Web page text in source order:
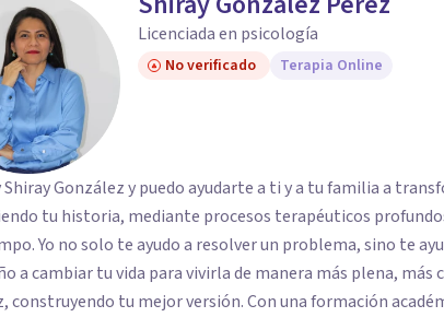
Licenciada en psicología
No verificado Terapia Online
Shiray González y puedo ayudarte a ti y a tu familia a
tu historia, mediante procesos terapéuticos
Yo no solo te ayudo a resolver un problema, sino te
a cambiar tu vida para vivirla de manera más plena, más
tu mejor versión. Con una formación académica sólida